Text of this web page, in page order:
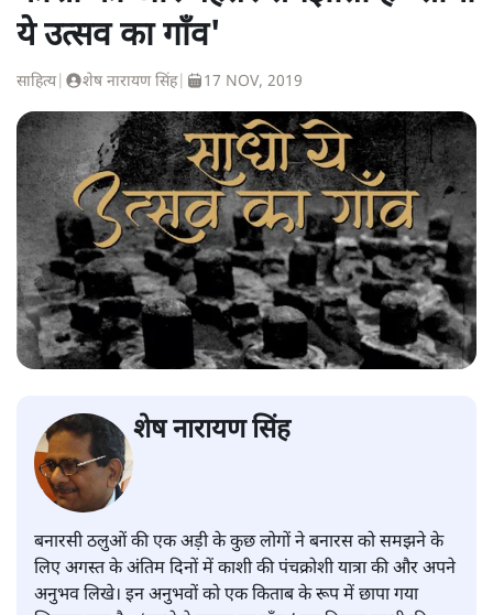
ये उत्सव का गाँव'
साहित्य| शेष नारायण सिंह| 17 NOV, 2019
शेष नारायण सिंह
बनारसी ठलुओं की एक अड़ी के कुछ लोगों ने बनारस को समझने के
लिए अगस्त के अंतिम दिनों में काशी की पंचक्रोशी यात्रा की और अपने
अनुभव लिखे। इन अनुभवों को एक किताब के रूप में छापा गया